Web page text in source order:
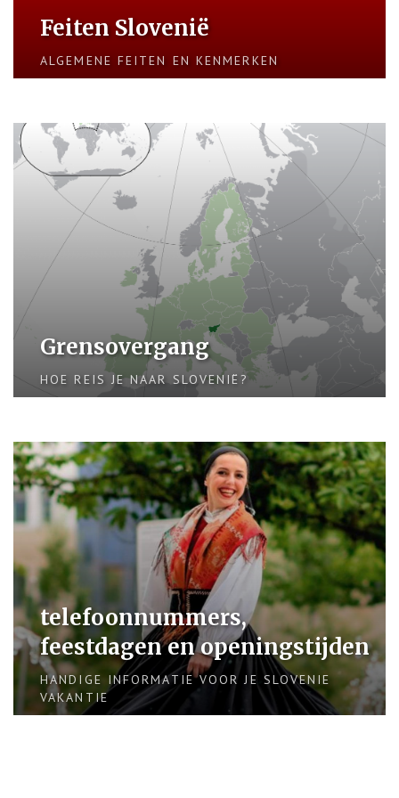
Feiten Slovenië
ALGEMENE FEITEN EN KENMERKEN
Grensovergang
HOE REIS JE NAAR SLOVENIË?
telefoonnummers,
feestdagen en openingstijden
HANDIGE INFORMATIE VOOR JE SLOVENIE
VAKANTIE